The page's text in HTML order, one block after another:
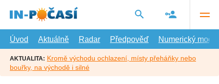
hlavní
Úvod
Aktuálně Radar Předpověď Numerický model
AKTUALITA: Kromě východu ochlazení, místy přeháňky nebo
bouřky, na východě i silné